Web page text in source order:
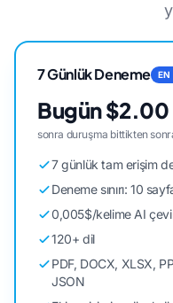
7 Günlük Deneme EN
Bugün $2.00
sonra duruşma bittikten
7 günlük tam erişim
Deneme sınırı: 10
0,005$/kelime AI
120+ dil
PDF, DOCX, XLSX,
JSON